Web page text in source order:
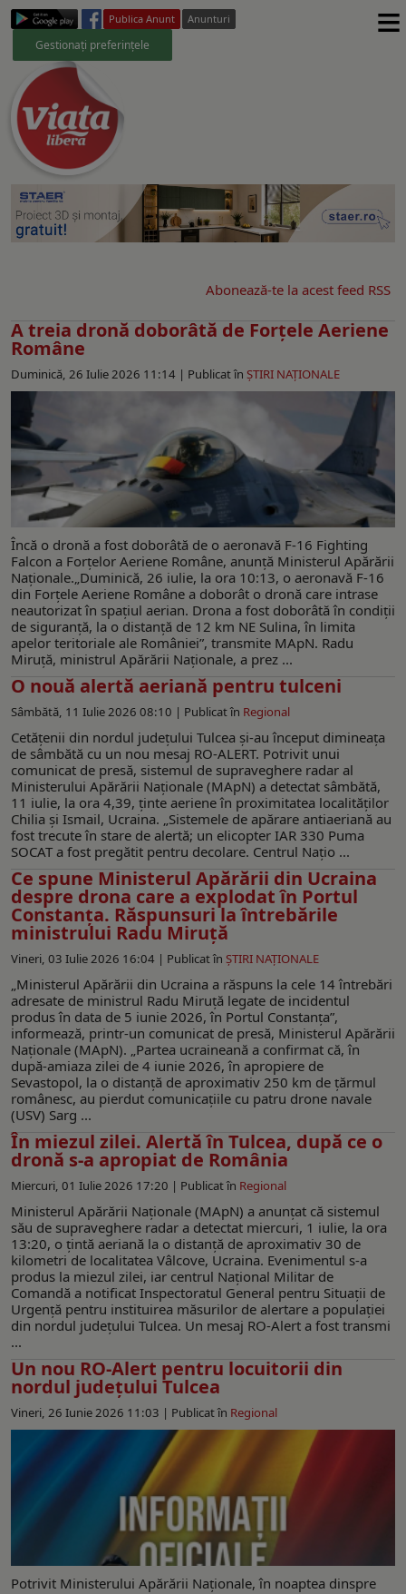
Publica Anunt Anunturi
Gestionați preferințele ≡
Abonează-te la acest feed RSS
A treia dronă doborâtă de Forțele Aeriene
Române
Duminică, 26 Iulie 2026 11:14 | Publicat în ŞTIRI NAŢIONALE
Încă o dronă a fost doborâtă de o aeronavă F-16 Fighting
Falcon a Forțelor Aeriene Române, anunţă Ministerul Apărării
Naţionale.„Duminică, 26 iulie, la ora 10:13, o aeronavă F-16
din Forțele Aeriene Române a doborât o dronă care intrase
neautorizat în spațiul aerian. Drona a fost doborâtă în condiții
de siguranță, la o distanță de 12 km NE Sulina, în limita
apelor teritoriale ale României”, transmite MApN. Radu
Miruță, ministrul Apărării Naționale, a prez ...
O nouă alertă aeriană pentru tulceni
Sâmbătă, 11 Iulie 2026 08:10 | Publicat în Regional
Cetăţenii din nordul județului Tulcea şi-au început dimineaţa
de sâmbătă cu un nou mesaj RO-ALERT. Potrivit unui
comunicat de presă, sistemul de supraveghere radar al
Ministerului Apărării Naţionale (MApN) a detectat sâmbătă,
11 iulie, la ora 4,39, ținte aeriene în proximitatea localităţilor
Chilia și Ismail, Ucraina. „Sistemele de apărare antiaeriană au
fost trecute în stare de alertă; un elicopter IAR 330 Puma
SOCAT a fost pregătit pentru decolare. Centrul Națio ...
Ce spune Ministerul Apărării din Ucraina
despre drona care a explodat în Portul
Constanța. Răspunsuri la întrebările
ministrului Radu Miruţă
Vineri, 03 Iulie 2026 16:04 | Publicat în ŞTIRI NAŢIONALE
„Ministerul Apărării din Ucraina a răspuns la cele 14 întrebări
adresate de ministrul Radu Miruță legate de incidentul
produs în data de 5 iunie 2026, în Portul Constanța”,
informează, printr-un comunicat de presă, Ministerul Apărării
Naţionale (MApN). „Partea ucraineană a confirmat că, în
după-amiaza zilei de 4 iunie 2026, în apropiere de
Sevastopol, la o distanță de aproximativ 250 km de țărmul
românesc, au pierdut comunicațiile cu patru drone navale
(USV) Sarg ...
În miezul zilei. Alertă în Tulcea, după ce o
dronă s-a apropiat de România
Miercuri, 01 Iulie 2026 17:20 | Publicat în Regional
Ministerul Apărării Naționale (MApN) a anunțat că sistemul
său de supraveghere radar a detectat miercuri, 1 iulie, la ora
13:20, o țintă aeriană la o distanță de aproximativ 30 de
kilometri de localitatea Vâlcove, Ucraina. Evenimentul s-a
produs la miezul zilei, iar centrul Național Militar de
Comandă a notificat Inspectoratul General pentru Situații de
Urgență pentru instituirea măsurilor de alertare a populației
din nordul județului Tulcea. Un mesaj RO-Alert a fost transmi
...
Un nou RO-Alert pentru locuitorii din
nordul judeţului Tulcea
Vineri, 26 Iunie 2026 11:03 | Publicat în Regional
Potrivit Ministerului Apărării Naţionale, în noaptea dinspre